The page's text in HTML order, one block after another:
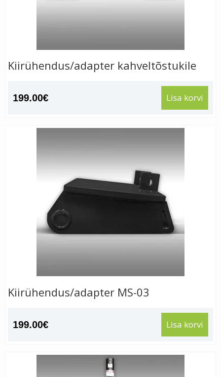
Kiirühendus/adapter kahveltõstukile
199.00€ Lisa korvi
Kiirühendus/adapter MS-03
199.00€ Lisa korvi